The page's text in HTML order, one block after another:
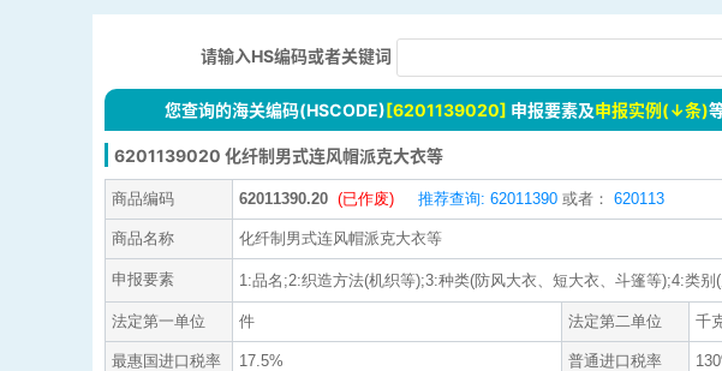
请输入HS编码或者关键词
您查询的海关编码(HSCODE)[6201139020] 申报要素及申报实例(↓条)
6201139020 化纤制男式连风帽派克大衣等
商品编码 62011390.20 (已作废) 推荐查询: 62011390 或者： 620113
商品名称 化纤制男式连风帽派克大衣等
申报要素 1:品名;2:织造方法(机织等);3:种类(防风大衣、短大衣、斗篷等);4:类
法定第一单位 件 法定第二单位 千
最惠国进口税率 17.5% 普通进口税率